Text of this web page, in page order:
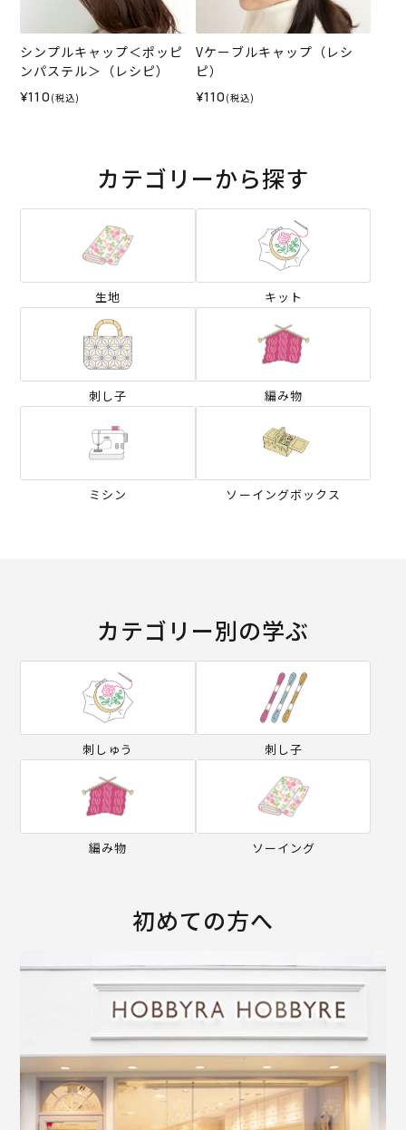
シンプルキャップ＜ポッピ
ンパステル＞（レシピ）
¥110 (税込)
Vケーブルキャップ（レシ
ピ）
¥110 (税込)
カテゴリーから探す
生地 キット
刺し子 編み物
ミシン ソーイングボックス
カテゴリー別の学ぶ
刺しゅう 刺し子
編み物 ソーイング
初めての方へ